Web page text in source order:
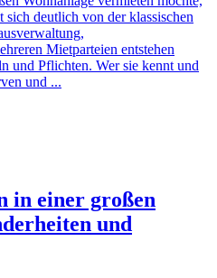
sich deutlich von der klassischen
Mietparteien entstehen
und Pflichten. Wer sie kennt und
und ...
in einer großen
und